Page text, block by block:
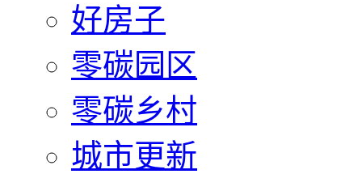
好房子
零碳园区
零碳乡村
城市更新